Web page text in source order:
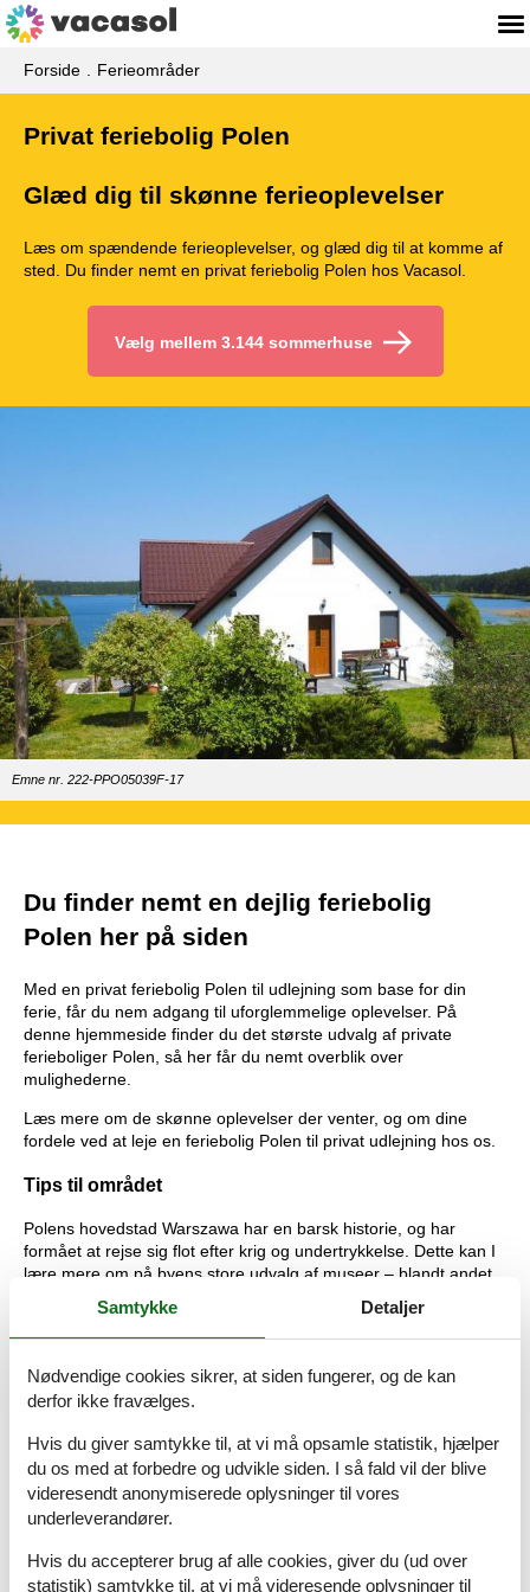
Forside Ferieområder
Privat feriebolig Polen
Glæd dig til skønne ferieoplevelser
Læs om spændende ferieoplevelser, og glæd dig til at komme af
sted. Du finder nemt en privat feriebolig Polen hos Vacasol.
Vælg mellem 3.144 sommerhuse
Emne nr. 222-PPO05039F-17
Du finder nemt en dejlig feriebolig
Polen her på siden
Med en privat feriebolig Polen til udlejning som base for din
ferie, får du nem adgang til uforglemmelige oplevelser. På
denne hjemmeside finder du det største udvalg af private
ferieboliger Polen, så her får du nemt overblik over
mulighederne.
Læs mere om de skønne oplevelser der venter, og om dine
fordele ved at leje en feriebolig Polen til privat udlejning hos os.
Tips til området
Polens hovedstad Warszawa har en barsk historie, og har
formået at rejse sig flot efter krig og undertrykkelse. Dette kan I
lære mere om på byens store udvalg af museer – blandt andet
Ved Polens nordlige kyst ligger lange, hvide sandstrande som
"omfavnes" af 93 meter høje klinter. De mest børnevenlige
strande med gode faciliteter findes ved Swinoujscie, Krynica
Krakow i den østlige del af Polen fremstår i dag som en smuk og
farverig middelalderby. Fra den store markedsplads i den gamle
bydel udgår der smalle gader fyldt op med spændende butikker
Vestpommern har kilometervis af herlige cykelruter og optimale
Samtykke Detaljer
Nødvendige cookies sikrer, at siden fungerer, og de kan
derfor ikke fravælges.
Hvis du giver samtykke til, at vi må opsamle statistik, hjælper
du os med at forbedre og udvikle siden. I så fald vil der blive
videresendt anonymiserede oplysninger til vores
underleverandører.
Hvis du accepterer brug af alle cookies, giver du (ud over
statistik) samtykke til, at vi må videresende oplysninger til